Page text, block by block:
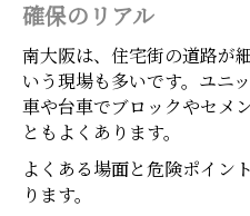
確保のリアル
南大阪は、住宅街の道路が
いう現場も多いです。ユニ
車や台車でブロックやセメ
ともよくあります。
よくある場面と危険ポイン
ります。